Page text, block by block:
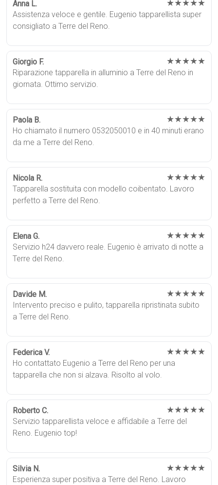
Anna L. ★★★★★
Assistenza veloce e gentile. Eugenio tapparellista super
consigliato a Terre del Reno.
Giorgio F. ★★★★★
Riparazione tapparella in alluminio a Terre del Reno in
giornata. Ottimo servizio.
Paola B. ★★★★★
Ho chiamato il numero 0532050010 e in 40 minuti erano
da me a Terre del Reno.
Nicola R. ★★★★★
Tapparella sostituita con modello coibentato. Lavoro
perfetto a Terre del Reno.
Elena G. ★★★★★
Servizio h24 davvero reale. Eugenio è arrivato di notte a
Terre del Reno.
Davide M. ★★★★★
Intervento preciso e pulito, tapparella ripristinata subito
a Terre del Reno.
Federica V. ★★★★★
Ho contattato Eugenio a Terre del Reno per una
tapparella che non si alzava. Risolto al volo.
Roberto C. ★★★★★
Servizio tapparellista veloce e affidabile a Terre del
Reno. Eugenio top!
Silvia N. ★★★★★
Esperienza super positiva a Terre del Reno. Lavoro